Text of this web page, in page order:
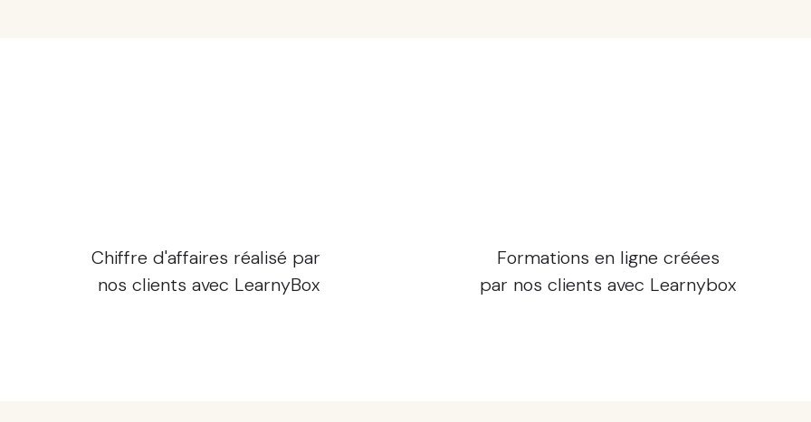
Chiffre d'affaires réalisé par
nos clients avec LearnyBox
Formations en ligne créées
par nos clients avec Learnybox